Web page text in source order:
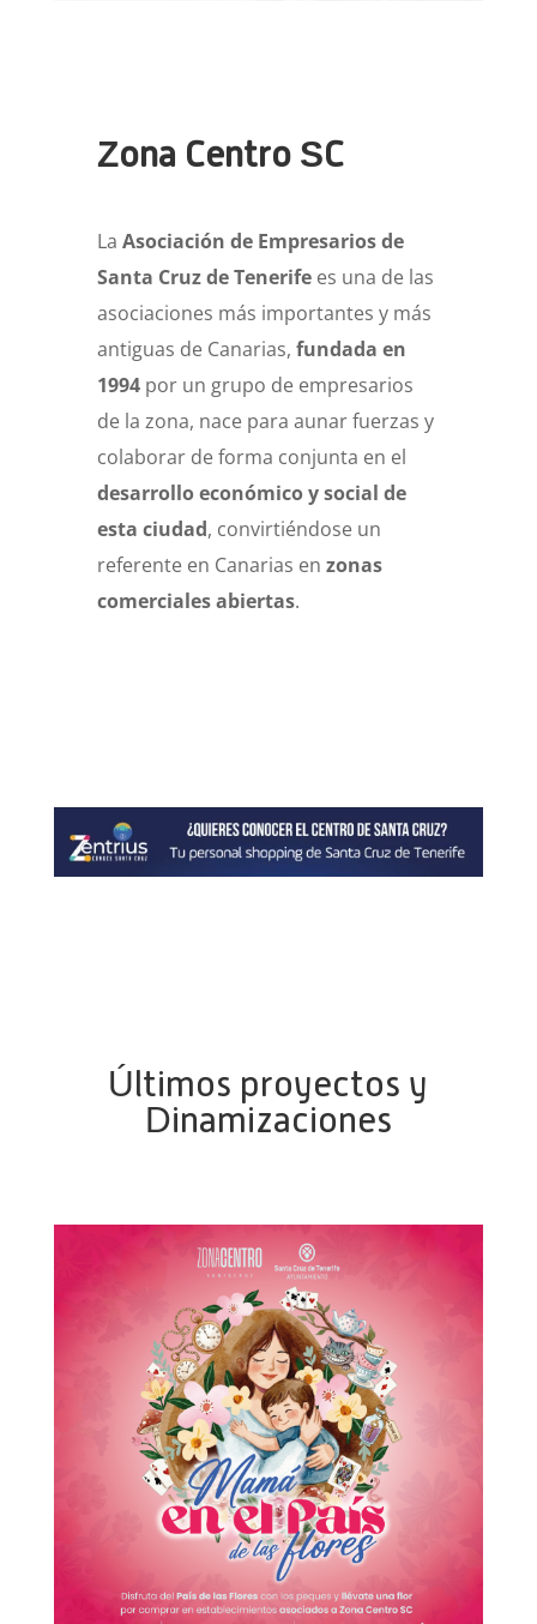
Zona Centro SC
La Asociación de Empresariosde
Santa Cruz de Tenerifees una de las
asociaciones más importantes y más
antiguas de Canarias, fundada en
1994por un grupo de empresarios
de la zona, nace para aunar fuerzas y
colaborar de forma conjunta en el
desarrollo económico y social de
esta ciudad, convirtiéndose un
referente en Canarias en zonas
comerciales abiertas.
Últimos proyectos y
Dinamizaciones